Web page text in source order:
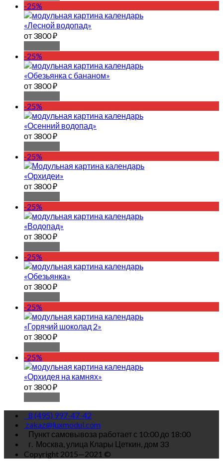
-25%
«Лесной водопад»
от 3800 ₽
-25%
«Обезьянка с бананом»
от 3800 ₽
-25%
«Осенний водопад»
от 3800 ₽
-25%
«Орхидеи»
от 3800 ₽
-25%
«Водопад»
от 3800 ₽
-25%
«Обезьянка»
от 3800 ₽
-25%
«Горячий шоколад 2»
от 3800 ₽
-25%
«Орхидея на камнях»
от 3800 ₽
8 (495) 997-47-42
zakaz@luxmodul.com
Пункт самовывоза работает с 10:00 до 18:00
г. Москва, улица Клары Цеткин, дом 33
Copyright 2015—2021 ©